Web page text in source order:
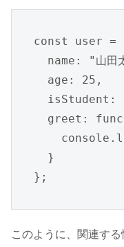
const user =
};
このように、関連す